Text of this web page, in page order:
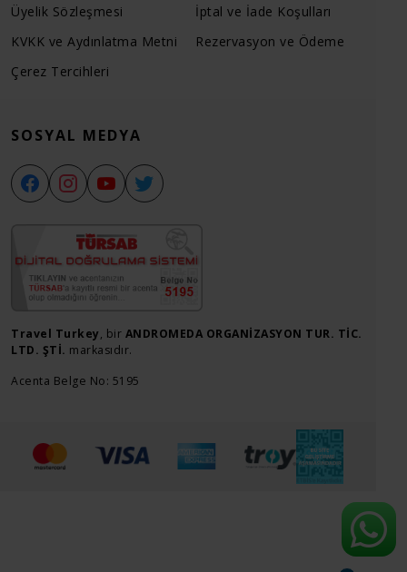
Üyelik Sözleşmesi
İptal ve İade Koşulları
KVKK ve Aydınlatma Metni
Rezervasyon ve Ödeme
Çerez Tercihleri
SOSYAL MEDYA
Travel Turkey, bir ANDROMEDA ORGANİZASYON TUR. TİC.
LTD. ŞTİ. markasıdır.
Acenta Belge No: 5195